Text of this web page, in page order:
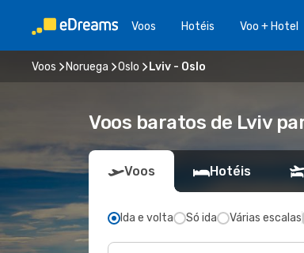
Voos Hotéis Voo + Hotel
Voos Noruega Oslo Lviv - Oslo
Voos baratos de Lviv
Voos Hotéis
Ida e volta Só ida Várias escalas